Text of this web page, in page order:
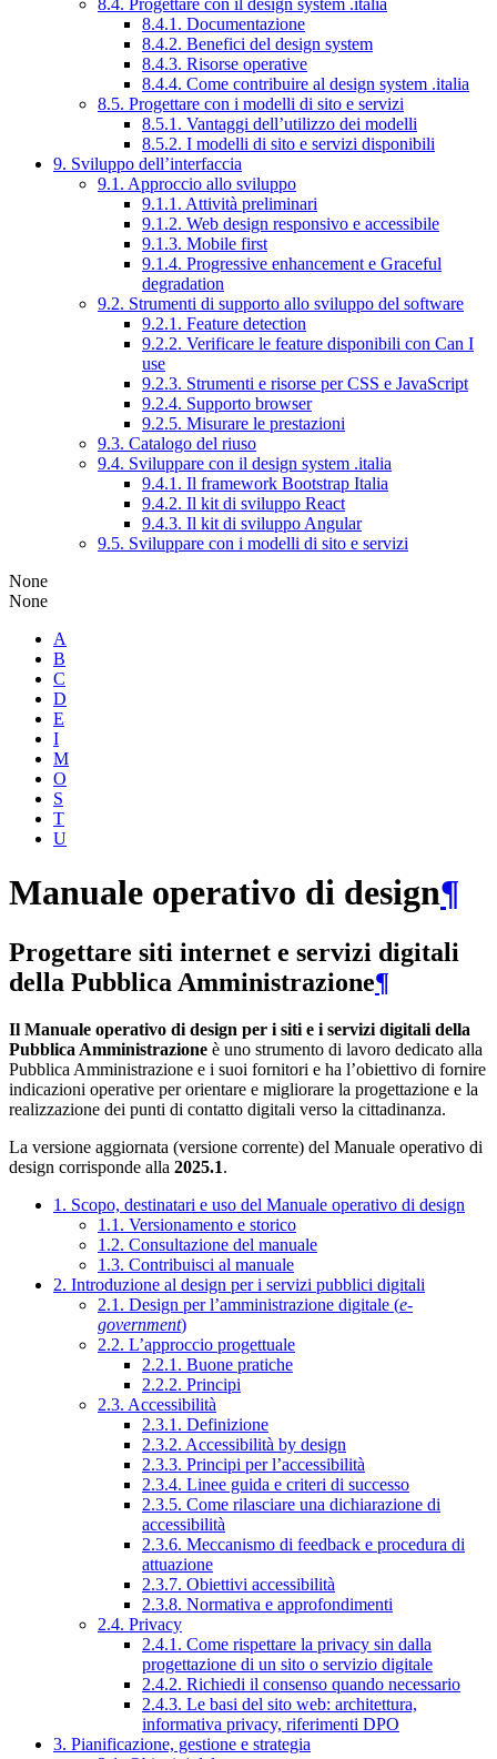
8.4. Progettare con il design system .italia
8.4.1. Documentazione
8.4.2. Benefici del design system
8.4.3. Risorse operative
8.4.4. Come contribuire al design system .italia
8.5. Progettare con i modelli di sito e servizi
8.5.1. Vantaggi dell’utilizzo dei modelli
8.5.2. I modelli di sito e servizi disponibili
9. Sviluppo dell’interfaccia
9.1. Approccio allo sviluppo
9.1.1. Attività preliminari
9.1.2. Web design responsivo e accessibile
9.1.3. Mobile first
9.1.4. Progressive enhancement e Graceful
degradation
9.2. Strumenti di supporto allo sviluppo del software
9.2.1. Feature detection
9.2.2. Verificare le feature disponibili con Can I
use
9.2.3. Strumenti e risorse per CSS e JavaScript
9.2.4. Supporto browser
9.2.5. Misurare le prestazioni
9.3. Catalogo del riuso
9.4. Sviluppare con il design system .italia
9.4.1. Il framework Bootstrap Italia
9.4.2. Il kit di sviluppo React
9.4.3. Il kit di sviluppo Angular
9.5. Sviluppare con i modelli di sito e servizi
None
None
A
B
C
D
E
I
M
O
S
T
U
Manuale operativo di design¶
Progettare siti internet e servizi digitali
della Pubblica Amministrazione¶
Il Manuale operativo di design per i siti e i servizi digitali della
Pubblica Amministrazione è uno strumento di lavoro dedicato alla
Pubblica Amministrazione e i suoi fornitori e ha l’obiettivo di fornire
indicazioni operative per orientare e migliorare la progettazione e la
realizzazione dei punti di contatto digitali verso la cittadinanza.
La versione aggiornata (versione corrente) del Manuale operativo di
design corrisponde alla 2025.1.
1. Scopo, destinatari e uso del Manuale operativo di design
1.1. Versionamento e storico
1.2. Consultazione del manuale
1.3. Contribuisci al manuale
2. Introduzione al design per i servizi pubblici digitali
2.1. Design per l’amministrazione digitale (e-
government)
2.2. L’approccio progettuale
2.2.1. Buone pratiche
2.2.2. Principi
2.3. Accessibilità
2.3.1. Definizione
2.3.2. Accessibilità by design
2.3.3. Principi per l’accessibilità
2.3.4. Linee guida e criteri di successo
2.3.5. Come rilasciare una dichiarazione di
accessibilità
2.3.6. Meccanismo di feedback e procedura di
attuazione
2.3.7. Obiettivi accessibilità
2.3.8. Normativa e approfondimenti
2.4. Privacy
2.4.1. Come rispettare la privacy sin dalla
progettazione di un sito o servizio digitale
2.4.2. Richiedi il consenso quando necessario
2.4.3. Le basi del sito web: architettura,
informativa privacy, riferimenti DPO
3. Pianificazione, gestione e strategia